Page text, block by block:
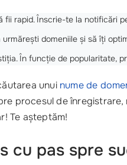
fii rapid. Înscrie-te la notificări
domeniile și să îți
În funcție de popularitate,
unui nume de
procesul de înregistrare,
Te așteptăm!
cu pas spre